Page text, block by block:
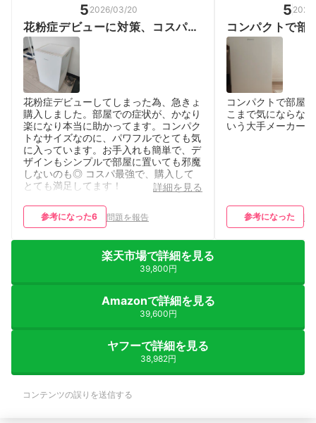
5 2026/03/20
花粉症デビューに対策、コスパ最
強
花粉症デビューしてしまった為、急きょ
購入しました。部屋での症状が、かなり
楽になり本当に助かってます。コンパク
トなサイズなのに、パワフルでとても気
に入っています。お手入れも簡単で、デ
ザインもシンプルで部屋に置いても邪魔
しないのも◎ コスパ最強で、購入して
とても満足してます！
詳細を見る
参考になった6 問題を報告
5
コンパクトで部
コンパクトで部屋
こまで気にならな
いう大手メーカー
参考になった
楽天市場で詳細を見る
39,800円
Amazonで詳細を見る
39,600円
ヤフーで詳細を見る
38,982円
コンテンツの誤りを送信する